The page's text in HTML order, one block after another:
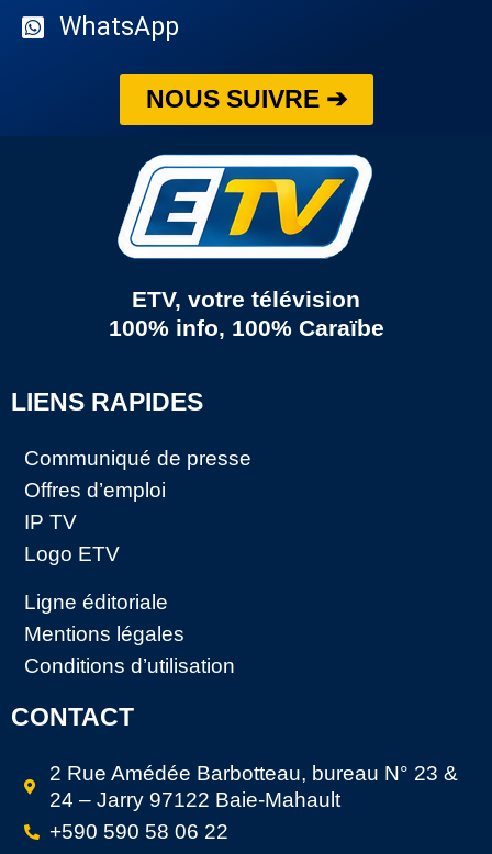
WhatsApp
NOUS SUIVRE ➔
ETV, votre télévision
100% info, 100% Caraïbe
LIENS RAPIDES
Communiqué de presse
Offres d’emploi
IP TV
Logo ETV
Ligne éditoriale
Mentions légales
Conditions d’utilisation
CONTACT
2 Rue Amédée Barbotteau, bureau N° 23 &
24 – Jarry 97122 Baie-Mahault
+590 590 58 06 22